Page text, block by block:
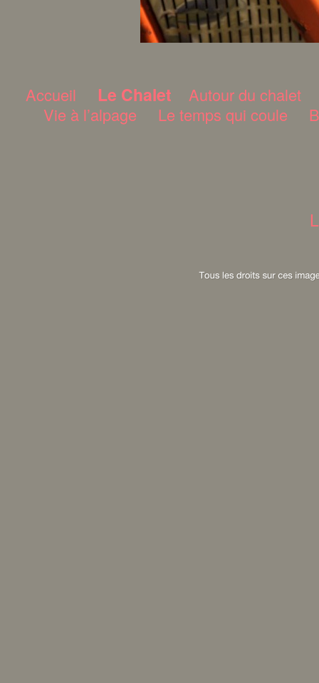
Accueil Le Chalet
Autour du chalet
Vie à l’alpage
Le temps qui coule